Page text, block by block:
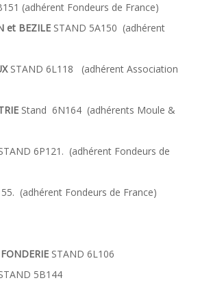
(adhérent Fondeurs de France)
et BEZILE STAND 5A150 (adhérent
STAND 6L118 (adhérent Association
Stand 6N164 (adhérents Moule &
6P121. (adhérent Fondeurs de
(adhérent Fondeurs de France)
STAND 6L106
5B144